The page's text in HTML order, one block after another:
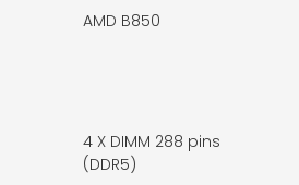
AMD B850
4 X DIMM 288 pins
(DDR5)